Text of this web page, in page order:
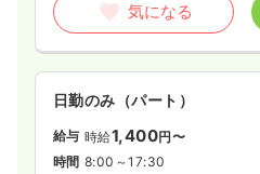
気になる
日勤のみ（パート）
給与 時給1,400円〜
時間 8:00～17:30